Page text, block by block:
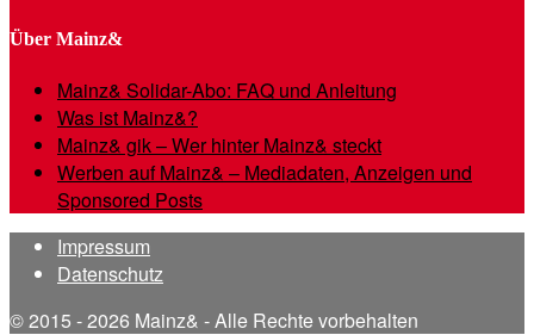
Über Mainz&
Mainz& Solidar-Abo: FAQ und Anleitung
Was ist Mainz&?
Mainz& gik – Wer hinter Mainz& steckt
Werben auf Mainz& – Mediadaten, Anzeigen und
Sponsored Posts
Impressum
Datenschutz
© 2015 - 2026 Mainz& - Alle Rechte vorbehalten